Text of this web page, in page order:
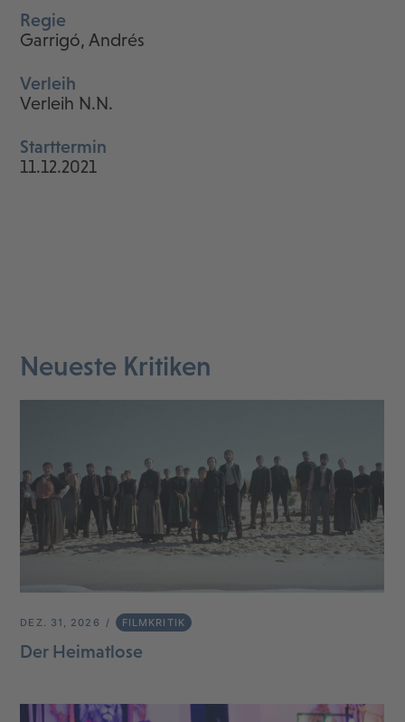
Regie
Garrigó, Andrés
Verleih
Verleih N.N.
Starttermin
11.12.2021
Neueste Kritiken
DEZ. 31, 2026 FILMKRITIK
Der Heimatlose